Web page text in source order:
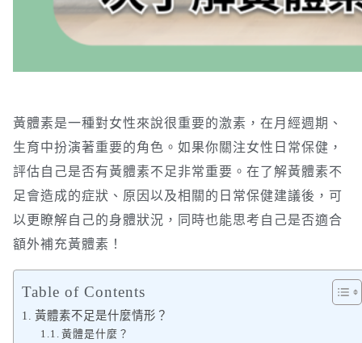
黃體素是一種對女性來說很重要的激素，在月經週期、
生育中扮演著重要的角色。如果你關注女性日常保健，
評估自己是否有黃體素不足非常重要。在了解黃體素不
足會造成的症狀、原因以及相關的日常保健建議後，可
以更瞭解自己的身體狀況，同時也能思考自己是否適合
額外補充黃體素！
Table of Contents
黃體素不足是什麼情形？
黃體是什麼？